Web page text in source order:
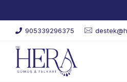
905339296375